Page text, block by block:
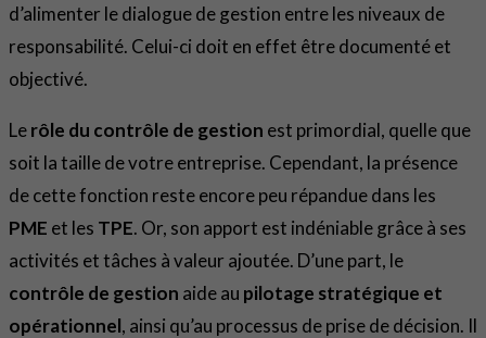
d’alimenter le dialogue de gestion entre les niveaux de
responsabilité. Celui-ci doit en effet être documenté et
objectivé.
Lerôle du contrôle de gestion est primordial, quelle que
soit la taille de votre entreprise. Cependant, la présence
de cette fonction reste encore peu répandue dans les
PME et les TPE. Or, son apport est indéniable grâce à ses
activités et tâches à valeur ajoutée. D’une part, le
contrôle de gestion aide au pilotage stratégique et
opérationnel, ainsi qu’au processus de prise de décision. Il